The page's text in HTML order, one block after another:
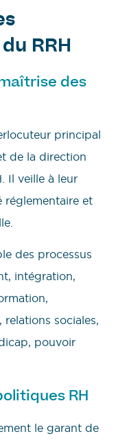
RRH
des
principal
de la direction
Il veille à leur
réglementaire et
des processus
intégration,
, relations sociales,
pouvoir
RH
le garant de